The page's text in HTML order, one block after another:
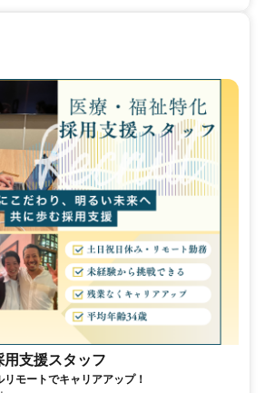
用支援スタッフ
モートでキャリアアップ！